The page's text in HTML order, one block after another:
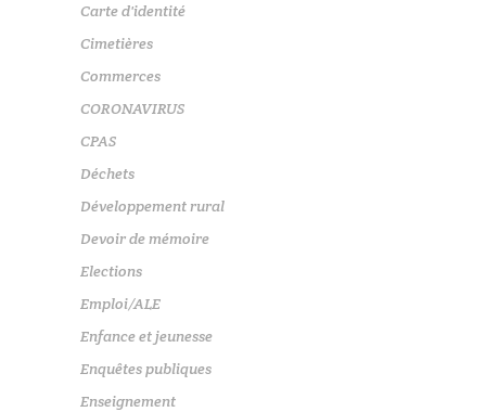
Carte d'identité
Cimetières
Commerces
CORONAVIRUS
CPAS
Déchets
Développement rural
Devoir de mémoire
Elections
Emploi/ALE
Enfance et jeunesse
Enquêtes publiques
Enseignement